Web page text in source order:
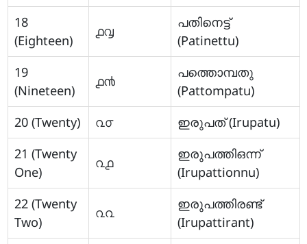
18
(Eighteen)
൧൮
പതിനെട്ട്
(Patinettu)
19
(Nineteen)
൧൯
പത്തൊമ്പതു
(Pattompatu)
20 (Twenty)
൨൦
ഇരുപത് (Irupatu)
21 (Twenty
One)
൨൧
ഇരുപത്തിഒന്ന്
(Irupattionnu)
22 (Twenty
Two)
൨൨
ഇരുപത്തിരണ്ട്‌
(Irupattirant)